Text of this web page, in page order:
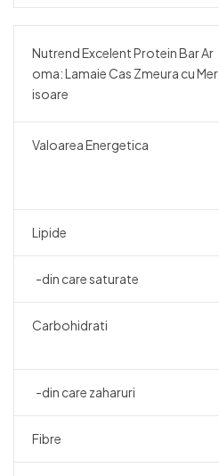
Nutrend Excelent Protein Bar Ar
oma: Lamaie Cas Zmeura cu Mer
isoare
Valoarea Energetica
Lipide
-din care saturate
Carbohidrati
-din care zaharuri
Fibre